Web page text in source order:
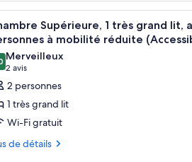
tenant un plateau de nourriture et une
:
Une chambre
5
Supérieure, 1 très grand lit,
à mobilité réduite
sur 10
Merveilleux
2 avis
(2 avis)
2 personnes
1 très grand lit
Wi-Fi gratuit
de détails